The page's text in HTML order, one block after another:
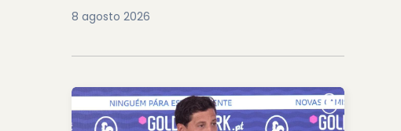
8 agosto 2026